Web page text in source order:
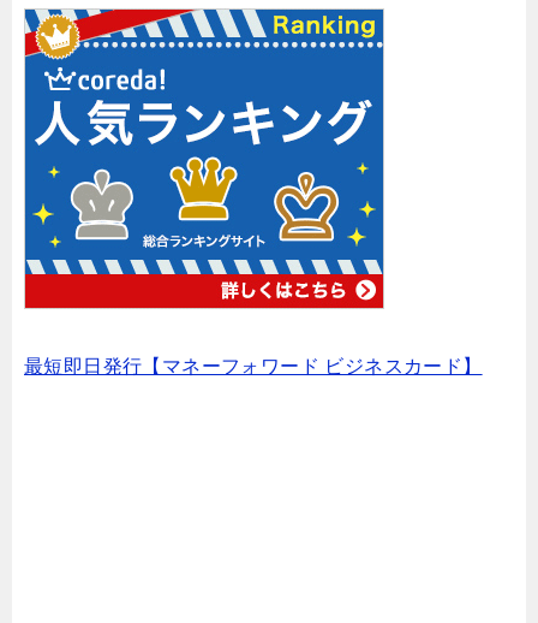
最短即日発行【マネーフォワード ビジネスカード】